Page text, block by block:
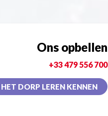
Ons opbellen
+33 479 556 700
HET DORP LEREN KENNEN